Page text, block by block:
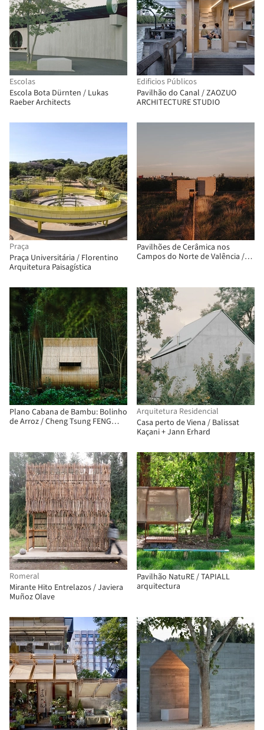
Escolas
Escola Bota Dürnten / Lukas
Raeber Architects
Edificios Públicos
Pavilhão do Canal / ZAOZUO
ARCHITECTURE STUDIO
Praça
Praça Universitária / Florentino
Arquitetura Paisagística
Pavilhões de Cerâmica nos
Campos do Norte de Valência /
Plano Cabana de Bambu: Bolinho
de Arroz / Cheng Tsung FENG
Arquitetura Residencial
Casa perto de Viena / Balissat
Kaçani + Jann Erhard
Romeral
Mirante Hito Entrelazos / Javiera
Muñoz Olave
Pavilhão NatuRE / TAPIALL
arquitectura